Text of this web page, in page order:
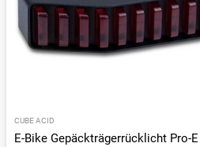
CUBE ACID
E-Bike Gepäckträgerrücklicht Pro-